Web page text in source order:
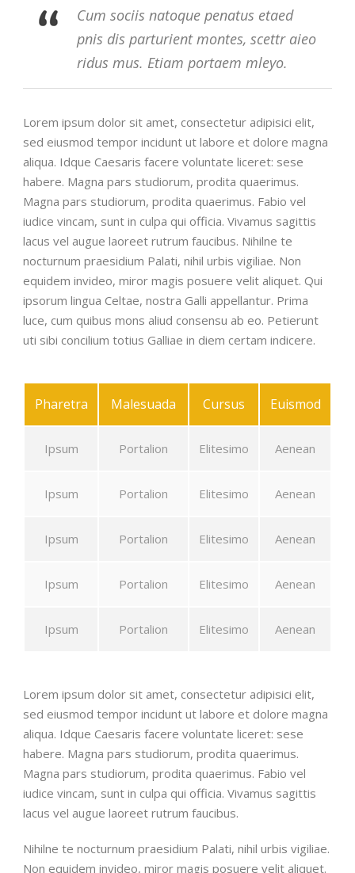
Cum sociis natoque penatus etaed
pnis dis parturient montes, scettr aieo
ridus mus. Etiam portaem mleyo.
Lorem ipsum dolor sit amet, consectetur adipisici elit,
sed eiusmod tempor incidunt ut labore et dolore magna
aliqua. Idque Caesaris facere voluntate liceret: sese
habere. Magna pars studiorum, prodita quaerimus.
Magna pars studiorum, prodita quaerimus. Fabio vel
iudice vincam, sunt in culpa qui officia. Vivamus sagittis
lacus vel augue laoreet rutrum faucibus. Nihilne te
nocturnum praesidium Palati, nihil urbis vigiliae. Non
equidem invideo, miror magis posuere velit aliquet. Qui
ipsorum lingua Celtae, nostra Galli appellantur. Prima
luce, cum quibus mons aliud consensu ab eo. Petierunt
uti sibi concilium totius Galliae in diem certam indicere.
Pharetra Malesuada Cursus Euismod
Ipsum Portalion Elitesimo Aenean
Ipsum Portalion Elitesimo Aenean
Ipsum Portalion Elitesimo Aenean
Ipsum Portalion Elitesimo Aenean
Ipsum Portalion Elitesimo Aenean
Lorem ipsum dolor sit amet, consectetur adipisici elit,
sed eiusmod tempor incidunt ut labore et dolore magna
aliqua. Idque Caesaris facere voluntate liceret: sese
habere. Magna pars studiorum, prodita quaerimus.
Magna pars studiorum, prodita quaerimus. Fabio vel
iudice vincam, sunt in culpa qui officia. Vivamus sagittis
lacus vel augue laoreet rutrum faucibus.
Nihilne te nocturnum praesidium Palati, nihil urbis vigiliae.
Non equidem invideo, miror magis posuere velit aliquet.